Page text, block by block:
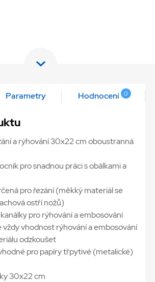
Parametry Hodnocení 0
a rýhování 30x22 cm oboustranná
pro snadnou práci s obálkami a
pro řezání (měkký materiál se
ostří nožů)
pro rýhování a embosování
vhodnost rýhování a embosování
odzkoušet
pro papíry třpytivé (metalické)
30x22 cm